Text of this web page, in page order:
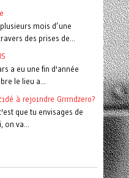
mois d’une
des prises de...
a eu une fin d'année
le lieu a...
à rejoindre Grrrndzero?
que tu envisages de
on va...